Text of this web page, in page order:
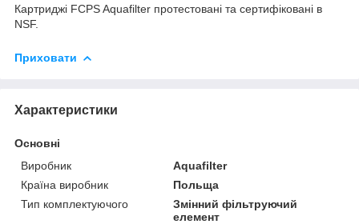
Картриджі FCPS Aquafilter протестовані та сертифіковані в
NSF.
Приховати
Характеристики
Основні
Виробник
Aquafilter
Країна виробник
Польща
Тип комплектуючого
Змінний фільтруючий
елемент